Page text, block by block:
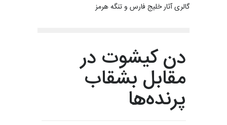
گالری آثار خلیج فارس و تنگه هرمز
دن کیشوت در
مقابل بشقاب
پرنده‌ها